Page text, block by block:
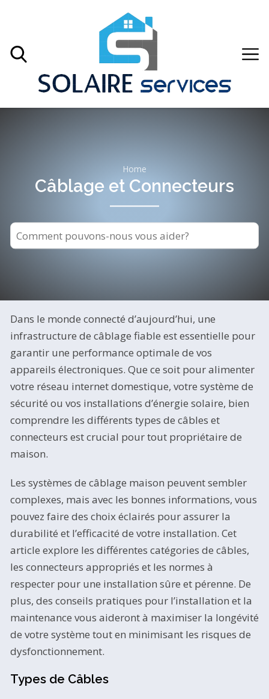
Home
Câblage et Connecteurs
Dans le monde connecté d’aujourd’hui, une
infrastructure de câblage fiable est essentielle pour
garantir une performance optimale de vos
appareils électroniques. Que ce soit pour alimenter
votre réseau internet domestique, votre système de
sécurité ou vos installations d’énergie solaire, bien
comprendre les différents types de câbles et
connecteurs est crucial pour tout propriétaire de
maison.
Les systèmes de câblage maison peuvent sembler
complexes, mais avec les bonnes informations, vous
pouvez faire des choix éclairés pour assurer la
durabilité et l’efficacité de votre installation. Cet
article explore les différentes catégories de câbles,
les connecteurs appropriés et les normes à
respecter pour une installation sûre et pérenne. De
plus, des conseils pratiques pour l’installation et la
maintenance vous aideront à maximiser la longévité
de votre système tout en minimisant les risques de
dysfonctionnement.
Types de Câbles